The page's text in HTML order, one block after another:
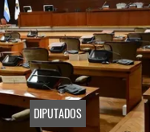
DIPUTADOS